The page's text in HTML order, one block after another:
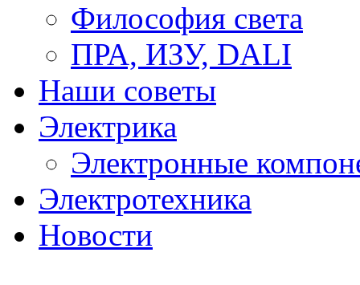
Философия света
ПРА, ИЗУ, DALI
Наши советы
Электрика
Электронные
Электротехника
Новости